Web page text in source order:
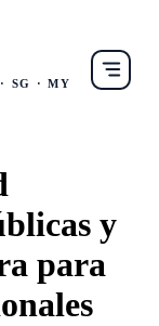
SG · MY
y
para